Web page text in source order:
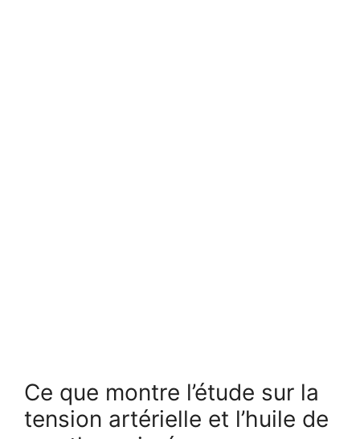
Ce que montre l’étude sur la
tension artérielle et l’huile de